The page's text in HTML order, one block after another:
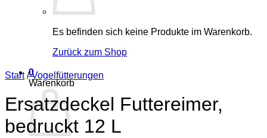
Es befinden sich keine Produkte im Warenkorb.
Zurück zum Shop
0
Warenkorb
Start / Vogelfütterungen
Ersatzdeckel Futtereimer,
bedruckt 12 L